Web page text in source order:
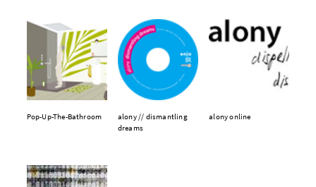
Pop-Up-The-Bathroom
alony // dismantling
dreams
alony online